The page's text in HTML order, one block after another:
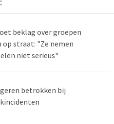
beklag over groepen
op straat: "Ze nemen
niet serieus"
betrokken bij